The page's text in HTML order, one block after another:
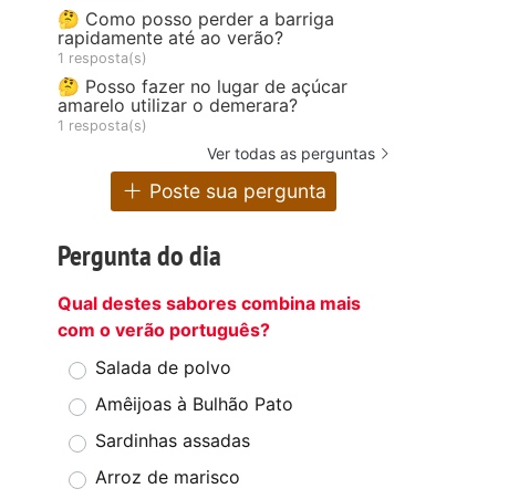
🤔 Como posso perder a barriga
rapidamente até ao verão?
1 resposta(s)
🤔 Posso fazer no lugar de açúcar
amarelo utilizar o demerara?
1 resposta(s)
Ver todas as perguntas
Poste sua pergunta
Pergunta do dia
Qual destes sabores combina mais
com o verão português?
Salada de polvo
Amêijoas à Bulhão Pato
Sardinhas assadas
Arroz de marisco